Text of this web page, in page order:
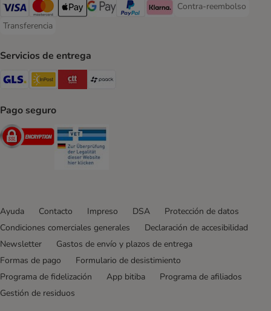
Visa Payment Method
Mastercard Payment Method
Apple Pay Payment Method
Google Pay Payment Method
PayPal Payment Method
Klarna Payment Method
Contra-reembolso
Contra-reembolso
Transferencia
Transferencia Payment Method
Servicios de entrega
GLS Shipping Method
InPost Shipping Method
CTTExpress Shipping Method
Pago seguro
Security
Ayuda Contacto Impreso DSA
Protección de datos
Condiciones comerciales generales
Declaración de accesibilidad
Newsletter
Gastos de envío y plazos de entrega
Formas de pago
Formulario de desistimiento
Programa de fidelización
App bitiba
Programa de afiliados
Gestión de residuos